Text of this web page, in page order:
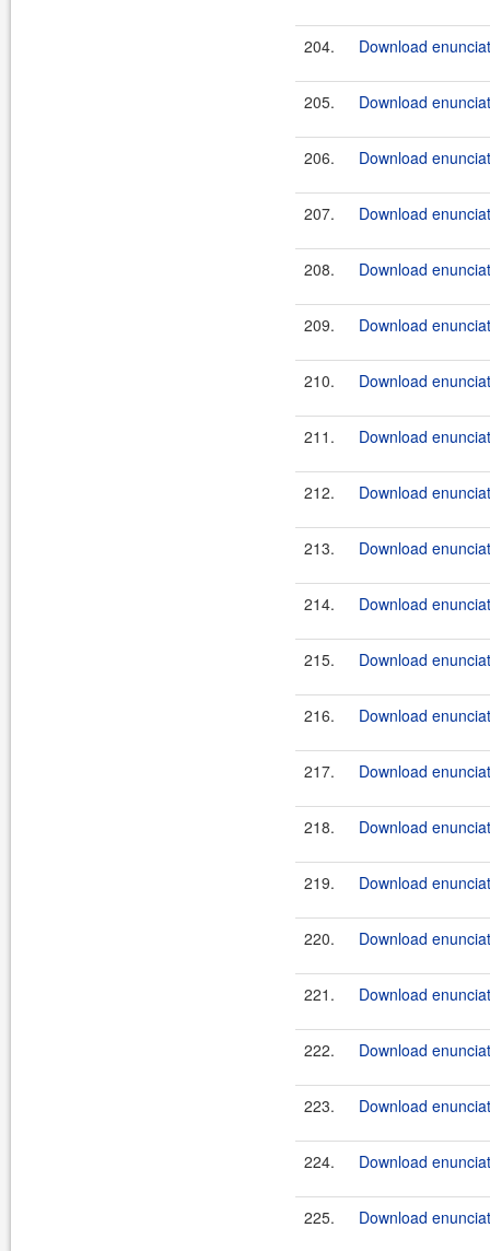
204. Download
205. Download
206. Download
207. Download
208. Download
209. Download
210. Download
211. Download
212. Download
213. Download
214. Download
215. Download
216. Download
217. Download
218. Download
219. Download
220. Download
221. Download
222. Download
223. Download
224. Download
225. Download